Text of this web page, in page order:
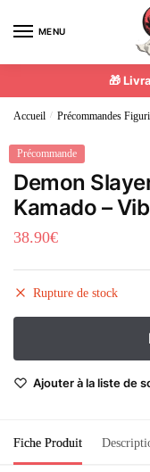
MENU
🎁
Accueil / Précommandes
Précommande
Demon
Kamado –
38.90€
Rupture de stock
Ajouter à la liste de
Fiche Produit